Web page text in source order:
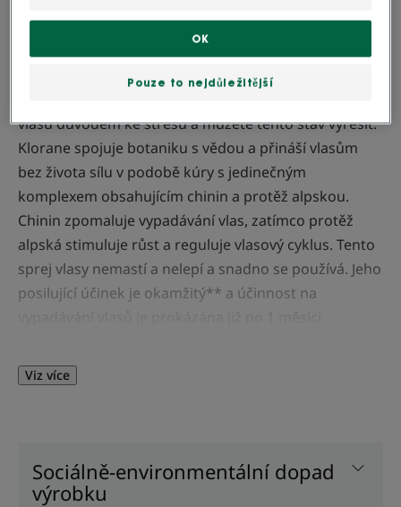
Vyrobeno v Francii
vlasů důvodem ke stresu a můžete tento stav vyřešit.
Klorane spojuje botaniku s vědou a přináší vlasům
bez života sílu v podobě kúry s jedinečným
komplexem obsahujícím chinin a protěž alpskou.
Chinin zpomaluje vypadávání vlas, zatímco protěž
alpská stimuluje růst a reguluje vlasový cyklus. Tento
sprej vlasy nemastí a nelepí a snadno se používá. Jeho
posilující účinek je okamžitý** a účinnost na
- Posiluje: tato kúra bohatá na vitaminy a stopové
prvky (vitamin B a mangan) posiluje vlas a obnovuje
Viz více
Sociálně-environmentální dopad
výrobku
Pouze to nejdůležitější
OK